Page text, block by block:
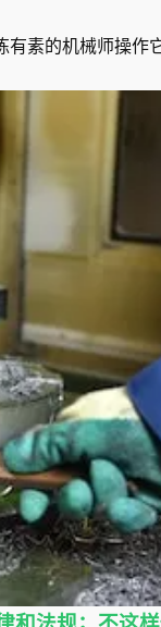
素的机械师操作